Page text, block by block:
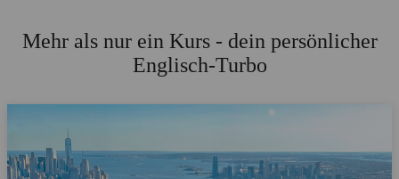
Mehr als nur ein Kurs - dein persönlicher
Englisch‑Turbo